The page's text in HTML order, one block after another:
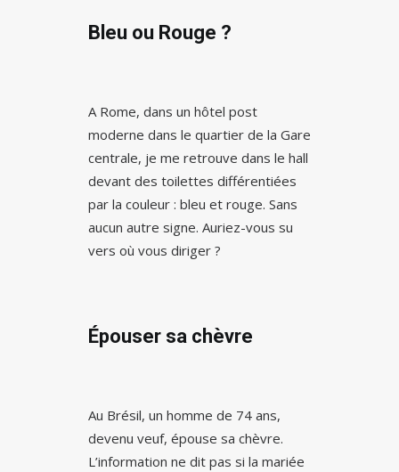
Bleu ou Rouge ?
A Rome, dans un hôtel post
moderne dans le quartier de la Gare
centrale, je me retrouve dans le hall
devant des toilettes différentiées
par la couleur : bleu et rouge. Sans
aucun autre signe. Auriez-vous su
vers où vous diriger ?
Épouser sa chèvre
Au Brésil, un homme de 74 ans,
devenu veuf, épouse sa chèvre.
L’information ne dit pas si la mariée